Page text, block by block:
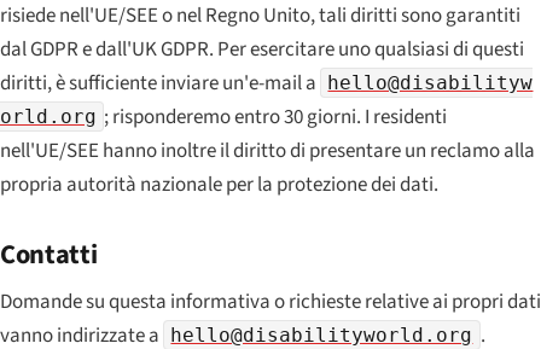
risiede nell'UE/SEE o nel Regno Unito, tali diritti sono garantiti
dal GDPR e dall'UK GDPR. Per esercitare uno qualsiasi di questi
diritti, è sufficiente inviare un'e-mail a hello@disabilityw
orld.org ; risponderemo entro 30 giorni. I residenti
nell'UE/SEE hanno inoltre il diritto di presentare un reclamo alla
propria autorità nazionale per la protezione dei dati.
Contatti
Domande su questa informativa o richieste relative ai propri dati
vanno indirizzate a hello@disabilityworld.org .